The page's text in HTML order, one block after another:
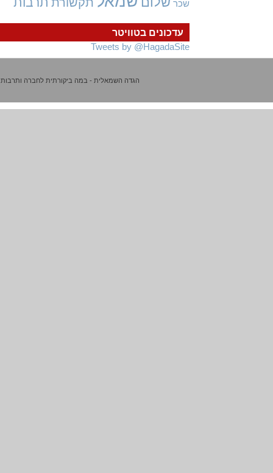
עדכונים בטוויטר
Tweets by @HagadaSite
שכר
הגדה השמאלית - במה ביקורתית לחברה ותרבות